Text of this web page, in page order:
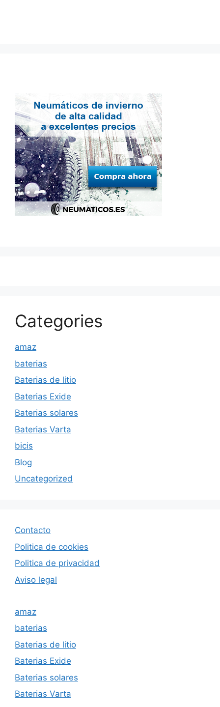
Categories
amaz
baterias
Baterias de litio
Baterias Exide
Baterias solares
Baterias Varta
bicis
Blog
Uncategorized
Contacto
Politica de cookies
Politica de privacidad
Aviso legal
amaz
baterias
Baterias de litio
Baterias Exide
Baterias solares
Baterias Varta